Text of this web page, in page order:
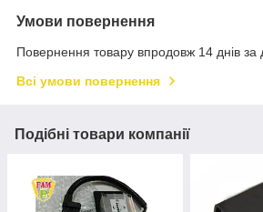
Умови повернення
Повернення товару впродовж 14 днів за
Всі умови повернення
Подібні товари компанії